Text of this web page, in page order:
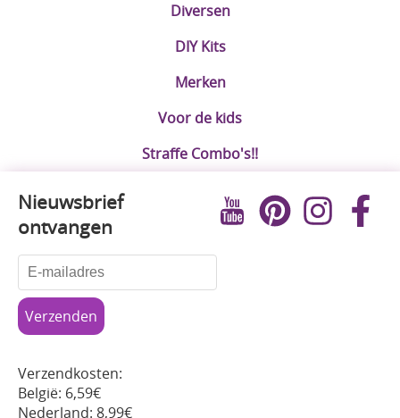
Diversen
DIY Kits
Merken
Voor de kids
Straffe Combo's!!
Nieuwsbrief
ontvangen
Verzendkosten:
België: 6,59€
Nederland: 8,99€